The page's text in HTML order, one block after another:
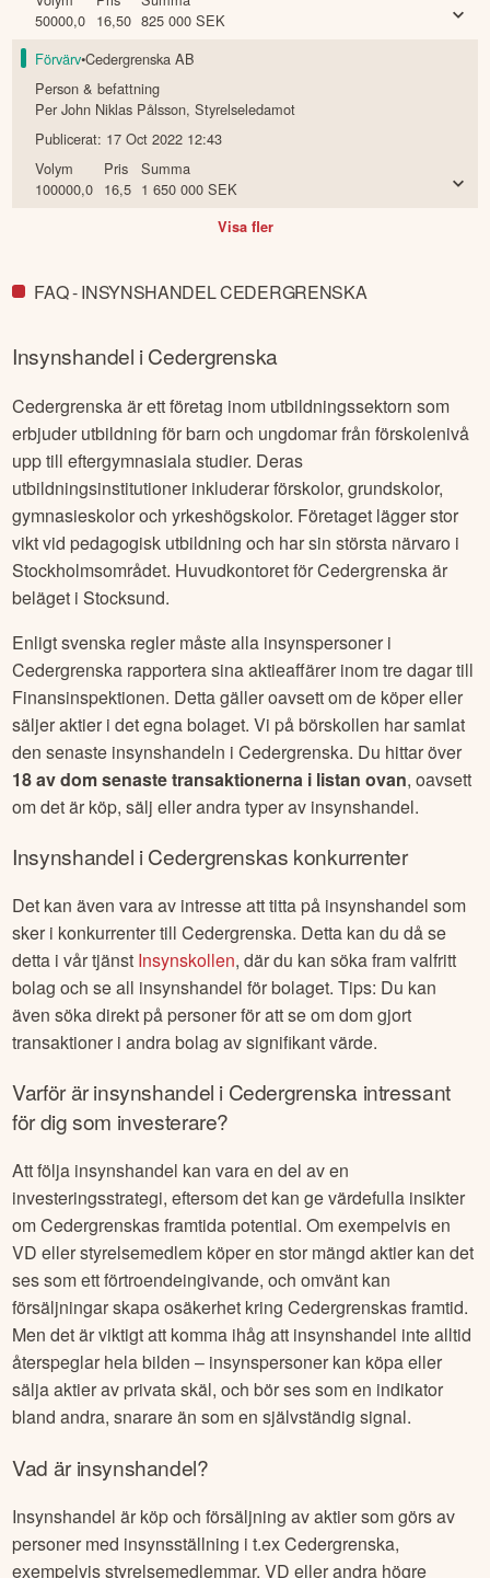
Christian Drougge,Styrelseordförande
50000,0 16,50 825 000
Förvärv•Cedergrenska AB
Person & befattning
Per John Niklas Pålsson,Styrelseledamot
Visa fler
FAQ - INSYNSHANDEL CEDERGRENSKA
Insynshandel iCedergrenska
Cedergrenska är ett företag inom utbildningssektorn som
erbjuder utbildning för barn och ungdomar från förskolenivå
upp till eftergymnasiala studier. Deras
utbildningsinstitutioner inkluderar förskolor, grundskolor,
gymnasieskolor och yrkeshögskolor. Företaget lägger stor
Stockholmsområdet. Huvudkontoret för Cedergrenska är
beläget i Stocksund.
Enligt svenska regler måste alla insynspersoner i
Cedergrenskarapportera sina aktieaffärer inom tre dagar till
Finansinspektionen. Detta gäller oavsett om de köper eller
säljer aktier i det egna bolaget. Vi på börskollen har samlat
18av dom senaste transaktionerna i listan ovan, oavsett
Insynshandel iCedergrenskas konkurrenter
Det kan även vara av intresse att titta på insynshandel som
sker i konkurrenter tillCedergrenska. Detta kan du då se
detta i vår tjänstInsynskollen, där du kan söka fram valfritt
även söka direkt på personer för att se om dom gjort
transaktioner i andra bolag av signifikant värde.
Varför är insynshandel iCedergrenska
för dig som investerare?
Att följa insynshandel kan vara en del av en
investeringsstrategi, eftersom det kan ge värdefulla insikter
omCedergrenskas framtida potential. Om exempelvis en
VD eller styrelsemedlem köper en stor mängd aktier kan det
ses som ett förtroendeingivande, och omvänt kan
försäljningar skapa osäkerhet kringCedergrenskas framtid.
Men det är viktigt att komma ihåg att insynshandel inte alltid
sälja aktier av privata skäl, och bör ses som en indikator
Vad är insynshandel?